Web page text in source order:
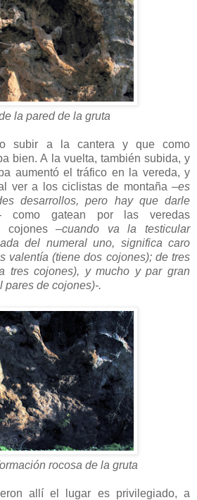
la pared de la gruta
subir a la cantera y que como
bien. A la vuelta, también subida, y
aumentó el tráfico en la vereda, y
ver a los ciclistas de montaña –es
desarrollos, pero hay que darle
como gatean por las veredas
cojones–cuando va la testicular
del numeral uno, significa caro
valentía (tiene dos cojones); de tres
tres cojones), y mucho y par gran
pares de cojones)-.
rocosa de la gruta
allí el lugar es privilegiado, a